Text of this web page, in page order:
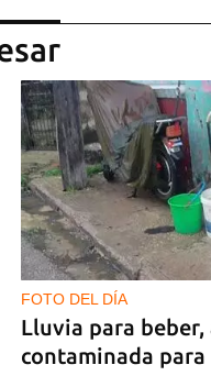
FOTO DEL DÍA
Lluvia para beber,
contaminada